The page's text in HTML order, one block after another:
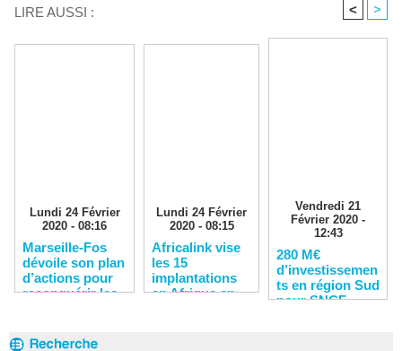
LIRE AUSSI : < >
Lundi 24 Février
2020 - 08:16
Marseille-Fos
dévoile son plan
d’actions pour
reconquérir les
Lundi 24 Février
2020 - 08:15
Africalink vise
les 15
implantations
en Afrique en
Vendredi 21
Février 2020 -
12:43
280 M€
d’investissemen
ts en région Sud
pour SNCF